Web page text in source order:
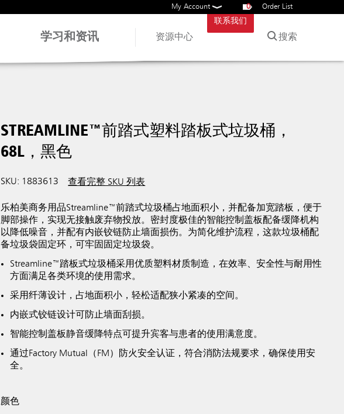
My Account 0 Order List
学习和资讯 资源中心
联系我们
搜索
STREAMLINE™前踏式塑料踏板式垃圾桶，
68L，黑色
SKU: 1883613 查看完整 SKU 列表
乐柏美商务用品Streamline™前踏式垃圾桶占地面积小，并配备加宽踏板，便于
脚部操作，实现无接触废弃物投放。密封度极佳的智能控制盖板配备缓降机构
以降低噪音，并配有内嵌铰链防止墙面损伤。为简化维护流程，这款垃圾桶配
备垃圾袋固定环，可牢固固定垃圾袋。
Streamline™踏板式垃圾桶采用优质塑料材质制造，在效率、安全性与耐用性
方面满足各类环境的使用需求。
采用纤薄设计，占地面积小，轻松适配狭小紧凑的空间。
内嵌式铰链设计可防止墙面刮损。
智能控制盖板静音缓降特点可提升宾客与患者的使用满意度。
通过Factory Mutual（FM）防火安全认证，符合消防法规要求，确保使用安
全。
颜色